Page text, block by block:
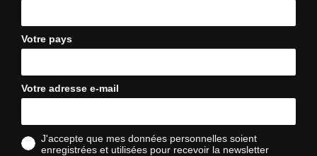
Votre pays
Votre adresse e-mail
J'accepte que mes données personnelles soient
enregistrées et utilisées pour recevoir la newsletter